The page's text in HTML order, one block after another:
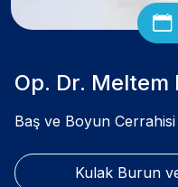
Op. Dr. Meltem
Baş ve Boyun Cerrahisi
Kulak Burun